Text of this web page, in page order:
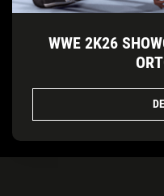
WWE 2K26